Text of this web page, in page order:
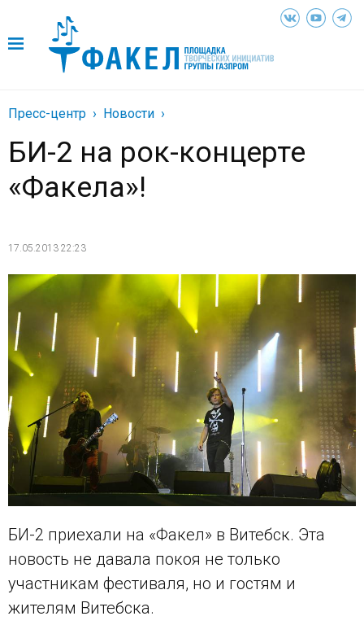
Пресс-центр Новости
БИ-2 на рок-концерте
«Факела»!
17.05.2013 22:23
БИ-2 приехали на «Факел» в Витебск. Эта
новость не давала покоя не только
участникам фестиваля, но и гостям и
жителям Витебска.